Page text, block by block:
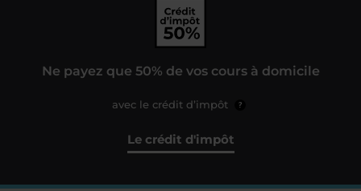
Ne payez que 50% de vos cours à domicile
avec le crédit d’impôt ?
Le crédit d'impôt